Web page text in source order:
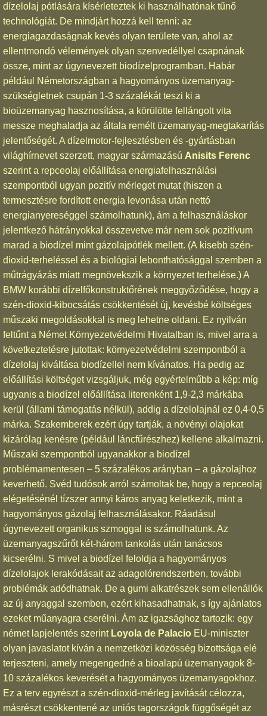
dízelolaj pótlására kísérleteztek ki használhatónak tűnő
technológiát. De mindjárt hozzá kell tenni: az
energiagazdaságnak kevés olyan területe van, ahol az
ellentmondó vélemények olyan szenvedéllyel csapnának
össze, mint az úgynevezett biodízelprogramban. Habár
például Németországban a hagyományos üzemanyag-
szükségletnek csupán 1-3 százalékát teszi ki a
bioüzemanyag hasznosítása, a körülötte fellángolt vita
messze meghaladja az általa remélt üzemanyag-megtakarítás
jelentőségét. A dízelmotor-fejlesztésben és -gyártásban
világhírnevet szerzett, magyar származású Anisits Ferenc
szerint a repceolaj előállítása energiafelhasználási
szempontból ugyan pozitív mérleget mutat (hiszen a
termesztésre fordított energia levonása után nettó
energianyereséggel számolhatunk), ám a felhasználáskor
jelentkező hátrányokkal összevetve már nem sok pozitívum
marad a biodízel mint gázolajpótlék mellett. (A kisebb szén-
dioxid-terheléssel és a biológiai lebonthatósággal szemben a
műtrágyázás miatt megnövekszik a környezet terhelése.) A
BMW korábbi dízelfőkonstruktőrének meggyőződése, hogy a
szén-dioxid-kibocsátás csökkentését új, kevésbé költséges
műszaki megoldásokkal is meg lehetne oldani. Ez nyilván
feltűnt a Német Környezetvédelmi Hivatalban is, mivel arra a
következtetésre jutottak: környezetvédelmi szempontból a
dízelolaj kiváltása biodízellel nem kívánatos. Ha pedig az
előállítási költséget vizsgáljuk, még egyértelműbb a kép: míg
ugyanis a biodízel előállítása literenként 1,9-2,3 márkába
kerül (állami támogatás nélkül), addig a dízelolajnál ez 0,4-0,5
márka. Szakemberek ezért úgy tartják, a növényi olajokat
kizárólag kenésre (például láncfűrészhez) kellene alkalmazni.
Műszaki szempontból ugyanakkor a biodízel
problémamentesen – 5 százalékos arányban – a gázolajhoz
keverhető. Svéd tudósok arról számoltak be, hogy a repceolaj
elégetésénél tízszer annyi káros anyag keletkezik, mint a
hagyományos gázolaj felhasználásakor. Ráadásul
úgynevezett organikus szmoggal is számolhatunk. Az
üzemanyagszűrőt két-három tankolás után tanácsos
kicserélni. S mivel a biodízel feloldja a hagyományos
dízelolajok lerakódásait az adagolórendszerben, további
problémák adódhatnak. De a gumi alkatrészek sem ellenállók
az új anyaggal szemben, ezért kihasadhatnak, s így ajánlatos
ezeket műanyagra cserélni. Ám az igazsághoz tartozik: egy
német lapjelentés szerint Loyola de Palacio EU-miniszter
olyan javaslatot kíván a nemzetközi közösség bizottsága elé
terjeszteni, amely megengedné a bioalapú üzemanyagok 8-
10 százalékos keverését a hagyományos üzemanyagokhoz.
Ez a terv egyrészt a szén-dioxid-mérleg javítását célozza,
másrészt csökkentené az uniós tagországok függőségét az